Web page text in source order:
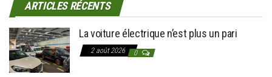
ARTICLES RÉCENTS
La voiture électrique n’est plus un pari
2 août 2026 0